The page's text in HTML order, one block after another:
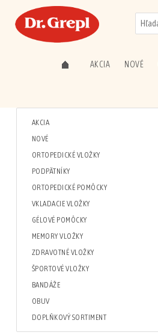
AKCIA NOVÉ
AKCIA
NOVÉ
ORTOPEDICKÉ VLOŽKY
PODPÄTNÍKY
ORTOPEDICKÉ POMÔCKY
VKLADACIE VLOŽKY
GÉLOVÉ POMÔCKY
MEMORY VLOŽKY
ZDRAVOTNÉ VLOŽKY
ŠPORTOVÉ VLOŽKY
BANDÁŽE
OBUV
DOPLŇKOVÝ SORTIMENT